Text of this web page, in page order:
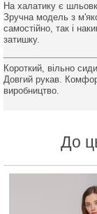
На халатику є
Зручна модель з
самостійно, так і
затишку.
Короткий, вільно
Довгий рукав.
виробництво.
До